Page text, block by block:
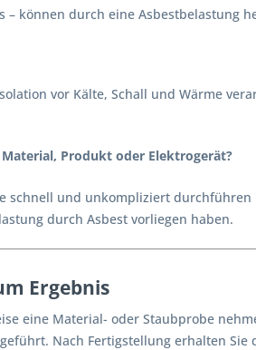
– können durch eine Asbestbelastung
vor Kälte, Schall und Wärme
Produkt oder Elektrogerät?
schnell und unkompliziert
durch Asbest vorliegen haben.
Ergebnis
eine Material- oder Staubprobe
Nach Fertigstellung erhalten Sie